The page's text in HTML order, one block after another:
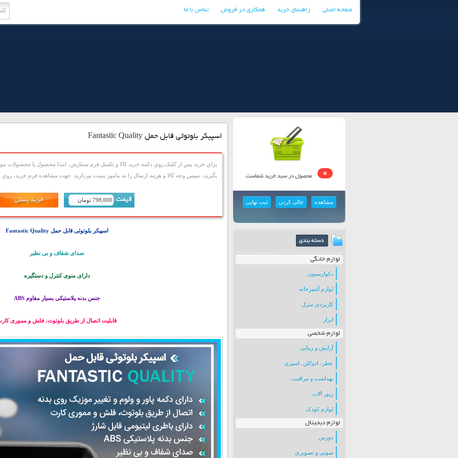
صفحه اصلی راهنمای خرید همکاری در فروش تماس با ما
0
مشاهده خالی کردن ثبت نهایی
لوازم خانگی
دکوارسیون
لوازم آشپزخانه
کاربردی منزل
ابزار
لوازم شخصی
آرایش و زیبایی
عطر، ادوکلن، اسپری
بهداشت و مراقبت
زیور آلات
لوازم کودک
لوازم دیجیتال
دوربین
صوتی و تصویری
اسپیکر بلوتوثی قابل حمل Fantastic Quality
براي خريد پس از کليک روي دکمه خريد کالا و تکميل فرم سفارش، ابتدا محصول يا محصولات
بگيريد، سپس وجه کالا و هزينه ارسال را به مامور پست بپردازيد. جهت مشاهده فرم خريد، روي
798,000 تومان
اسپیکر بلوتوثی قابل حمل Fantastic Quality
صدای شفاف و بی نظیر
دارای منوی کنترل و دستگیره
جنس بدنه پلاستیکی بسیار مقاوم ABS
قابلیت اتصال از طریق بلوتوث، فلش و مموری